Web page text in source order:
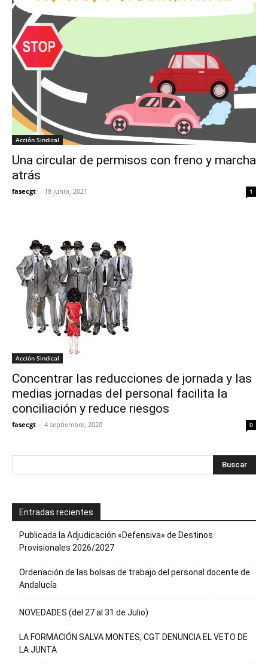
Acción Sindical
Una circular de permisos con freno y marcha
atrás
fasecgt - 18 junio, 2021 1
Acción Sindical
Concentrar las reducciones de jornada y las
medias jornadas del personal facilita la
conciliación y reduce riesgos
fasecgt - 4 septiembre, 2020 0
Entradas recientes
Publicada la Adjudicación «Defensiva» de Destinos
Provisionales 2026/2027
Ordenación de las bolsas de trabajo del personal docente de
Andalucía
NOVEDADES (del 27 al 31 de Julio)
LA FORMACIÓN SALVA MONTES, CGT DENUNCIA EL VETO DE
LA JUNTA